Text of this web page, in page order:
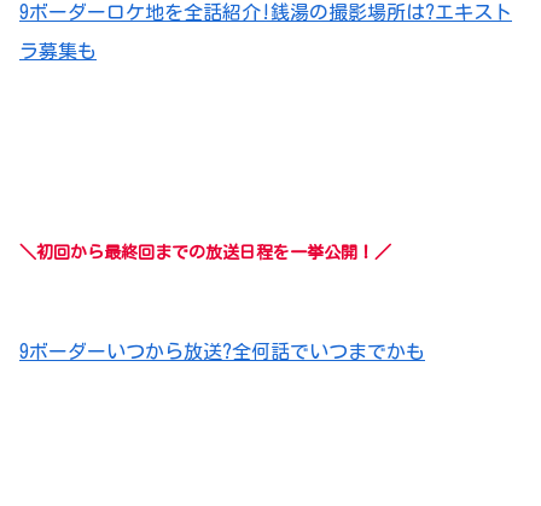
9ボーダーロケ地を全話紹介!銭湯の撮影場所は?エキスト
ラ募集も
＼初回から最終回までの放送日程を一挙公開！／
9ボーダーいつから放送?全何話でいつまでかも